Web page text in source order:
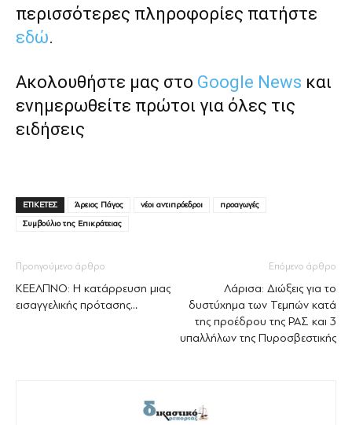
περισσότερες πληροφορίες πατήστε
εδώ.
Ακολουθήστε μας στο Google News και
ενημερωθείτε πρώτοι για όλες τις
ειδήσεις
ΕΤΙΚΕΤΕΣ Άρειος Πάγος νέοι αντιπρόεδροι
προαγωγές
Συμβούλιο της Επικράτειας
Προηγούμενο άρθρο
ΚΕΕΛΠΝΟ: Η κατάρρευση μιας
εισαγγελικής πρότασης…
Επόμενο άρθρο
Λάρισα: Διώξεις για το
δυστύχημα των Τεμπών κατά
της προέδρου της ΡΑΣ και 3
υπαλλήλων της Πυροσβεστικής